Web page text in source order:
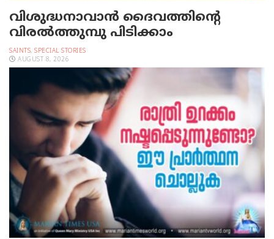
വിശുദ്ധനാവാന്‍ ദൈവത്തിന്റെ
വിരല്‍ത്തുമ്പു പിടിക്കാം
SAINTS, SPECIAL STORIES
AUGUST 8, 2026